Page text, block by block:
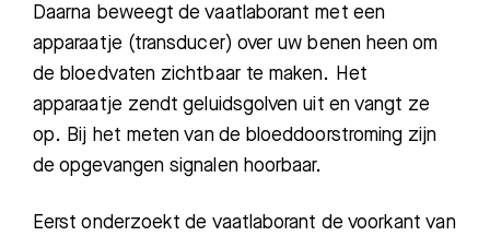
Zoeken
Daarna beweegt de vaatlaborant met een
apparaatje (transducer) over uw benen heen om
de bloedvaten zichtbaar te maken. Het
apparaatje zendt geluidsgolven uit en vangt ze
op. Bij het meten van de bloeddoorstroming zijn
de opgevangen signalen hoorbaar.
Eerst onderzoekt de vaatlaborant de voorkant van